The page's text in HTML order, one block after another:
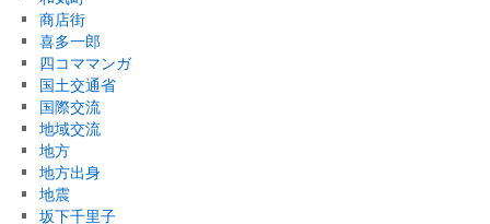
商店街
喜多一郎
四コママンガ
国土交通省
国際交流
地域交流
地方
地方出身
地震
坂下千里子